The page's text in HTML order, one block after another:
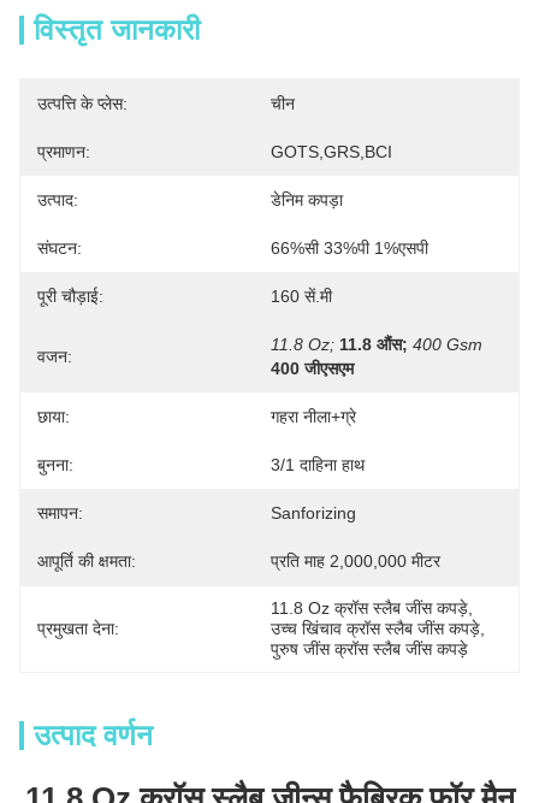
विस्तृत जानकारी
उत्पत्ति के प्लेस: चीन
प्रमाणन: GOTS,GRS,BCI
उत्पाद: डेनिम कपड़ा
संघटन: 66%सी 33%पी 1%एसपी
पूरी चौड़ाई: 160 सें.मी
वजन:
11.8 Oz; 11.8 औंस; 400 Gsm
400 जीएसएम
छाया: गहरा नीला+ग्रे
बुनना: 3/1 दाहिना हाथ
समापन: Sanforizing
आपूर्ति की क्षमता: प्रति माह 2,000,000 मीटर
प्रमुखता देना:
11.8 Oz क्रॉस स्लैब जींस कपड़े
उच्च खिंचाव क्रॉस स्लैब जींस कपड़े
पुरुष जींस क्रॉस स्लैब जींस कपड़े
उत्पाद वर्णन